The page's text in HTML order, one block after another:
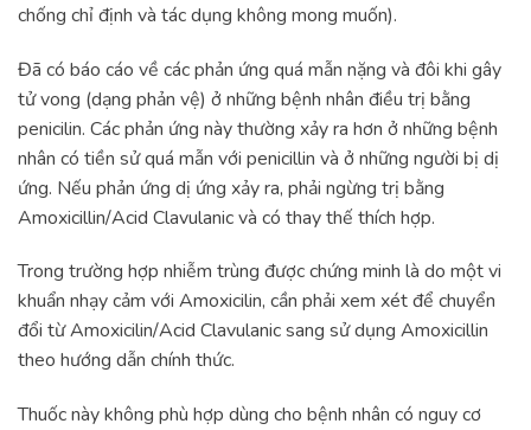
chống chỉ định và tác dụng không mong muốn).
Đã có báo cáo về các phản ứng quá mẫn nặng và đôi khi gây
tử vong (dạng phản vệ) ở những bệnh nhân điều trị bằng
penicilin. Các phản ứng này thường xảy ra hơn ở những bệnh
nhân có tiền sử quá mẫn với penicillin và ở những người bị dị
ứng. Nếu phản ứng dị ứng xảy ra, phải ngừng trị bằng
Amoxicillin/Acid Clavulanic và có thay thế thích hợp.
Trong trường hợp nhiễm trùng được chứng minh là do một vi
khuẩn nhạy cảm với Amoxicilin, cần phải xem xét để chuyển
đổi từ Amoxicilin/Acid Clavulanic sang sử dụng Amoxicillin
theo hướng dẫn chính thức.
Thuốc này không phù hợp dùng cho bệnh nhân có nguy cơ